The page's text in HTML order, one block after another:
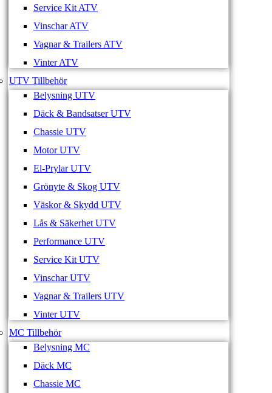
Service Kit ATV
Vinschar ATV
Vagnar & Trailers ATV
Vinter ATV
UTV Tillbehör
Belysning UTV
Däck & Bandsatser UTV
Chassie UTV
Motor UTV
El-Prylar UTV
Grönyte & Skog UTV
Väskor & Skydd UTV
Lås & Säkerhet UTV
Performance UTV
Service Kit UTV
Vinschar UTV
Vagnar & Trailers UTV
Vinter UTV
MC Tillbehör
Belysning MC
Däck MC
Chassie MC